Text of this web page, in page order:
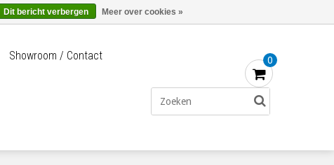
Merken Bestellen - €0,00
Showroom / Contact 0
Dit bericht verbergen Meer over cookies »